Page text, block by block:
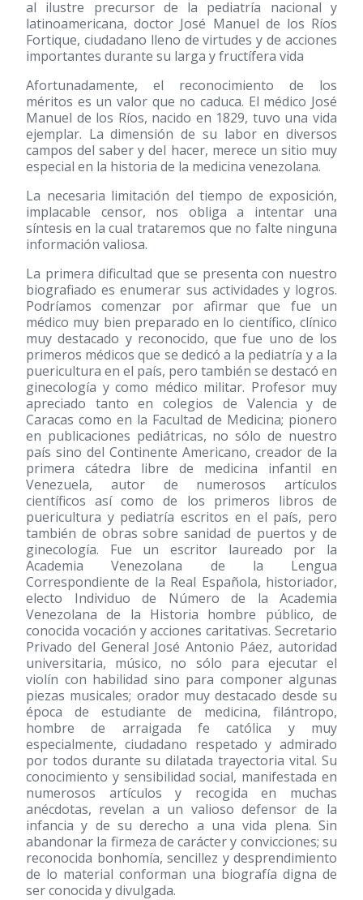
al ilustre precursor de la pediatría nacional y
latinoamericana, doctor José Manuel de los Ríos
Fortique, ciudadano lleno de virtudes y de acciones
importantes durante su larga y fructífera vida
Afortunadamente, el reconocimiento de los
méritos es un valor que no caduca. El médico José
Manuel de los Ríos, nacido en 1829, tuvo una vida
ejemplar. La dimensión de su labor en diversos
campos del saber y del hacer, merece un sitio muy
especial en la historia de la medicina venezolana.
La necesaria limitación del tiempo de exposición,
implacable censor, nos obliga a intentar una
síntesis en la cual trataremos que no falte ninguna
información valiosa.
La primera dificultad que se presenta con nuestro
biografiado es enumerar sus actividades y logros.
Podríamos comenzar por afirmar que fue un
médico muy bien preparado en lo científico, clínico
muy destacado y reconocido, que fue uno de los
primeros médicos que se dedicó a la pediatría y a la
puericultura en el país, pero también se destacó en
ginecología y como médico militar. Profesor muy
apreciado tanto en colegios de Valencia y de
Caracas como en la Facultad de Medicina; pionero
en publicaciones pediátricas, no sólo de nuestro
país sino del Continente Americano, creador de la
primera cátedra libre de medicina infantil en
Venezuela, autor de numerosos artículos
científicos así como de los primeros libros de
puericultura y pediatría escritos en el país, pero
también de obras sobre sanidad de puertos y de
ginecología. Fue un escritor laureado por la
Academia Venezolana de la Lengua
Correspondiente de la Real Española, historiador,
electo Individuo de Número de la Academia
Venezolana de la Historia hombre público, de
conocida vocación y acciones caritativas. Secretario
Privado del General José Antonio Páez, autoridad
universitaria, músico, no sólo para ejecutar el
violín con habilidad sino para componer algunas
piezas musicales; orador muy destacado desde su
época de estudiante de medicina, filántropo,
hombre de arraigada fe católica y muy
especialmente, ciudadano respetado y admirado
por todos durante su dilatada trayectoria vital. Su
conocimiento y sensibilidad social, manifestada en
numerosos artículos y recogida en muchas
anécdotas, revelan a un valioso defensor de la
infancia y de su derecho a una vida plena. Sin
abandonar la firmeza de carácter y convicciones; su
reconocida bonhomía, sencillez y desprendimiento
de lo material conforman una biografía digna de
ser conocida y divulgada.